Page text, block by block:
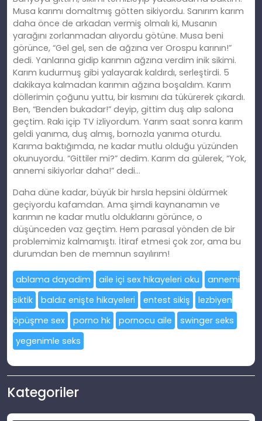
Musa karımı domaltmış götten sikiyordu. Sanırım karım
daha önce de arkadan vermiş olmalı ki, Musanın
yarağını zorlanmadan alıyordu götüne. Musa beni
görünce, “Gel gel, sen de ağzına ver Orospu karının!”
dedi. Yanlarına gidip karımın ağzına verdim inik sikimi.
Karım kudurmuş gibi yalayarak kaldırdı, serleştirdi. 5
dakikaya kalmadan karımın ağzına boşaldım. Karım
döllerimin çoğunu yuttu, bir kısmını da tükürerek çıkardı.
Ben, “Benden bukadar!” deyip, gittim duş alıp salona
geçtim. Rakı içip TV izliyordum. Yarım saat sonra karım
geldi yanıma, duş almış, bornozla yanıma oturdu.
Karıma baktığımda, ne kadar mutlu olduğu yüzünden
okunuyordu. “Gittiler mi?” dedim. Karım da gülerek, “Yok,
annemi sikiyorlar daha!” dedi…
Daha düne kadar, büyük bir hırsla hepsini öldürmek
geçiyordu kafamdan. Ama şimdi kaynanamın ve
karımın ne kadar mutlu olduklarını görünce, o
düşünceden vaz geçtim. Hem parasal yönden de bir
problemimiz kalmamıştı. İtiraf etmesi çok zor, ama bu
durumdan ben de memnun sayılırım!
ablama dayadim aile içi sex hikayeleri oku
annemi
siktik
baldız enişte hikayeleri entest sikiş
lezbiyen
öpüşme sex
porno hk pornocu aile
swinger seks
yegenimle seks
Kategoriler